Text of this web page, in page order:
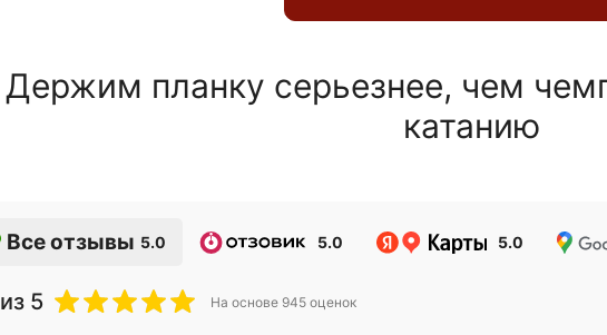
Держим планку серьезнее, чем
катанию
Все отзывы 5.0 5.0 5.0
из 5 На основе 945 оценок